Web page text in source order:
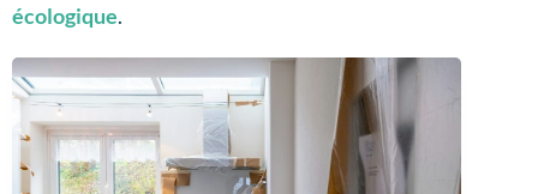
écologique.